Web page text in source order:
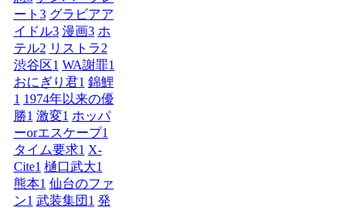
ート 3 グラビアア
イドル3 漫画3 ホ
テル2 リストラ2
渋谷区1 WA謝罪1
おにぎり君1 錦鯉
1 1974年以来の優
勝1 激変1 ホッパ
ーorエスケープ1
タイム要求1 X-
Cite1 樋口武大1
熊本1 仙台のファ
ン1 武装集団 1 発